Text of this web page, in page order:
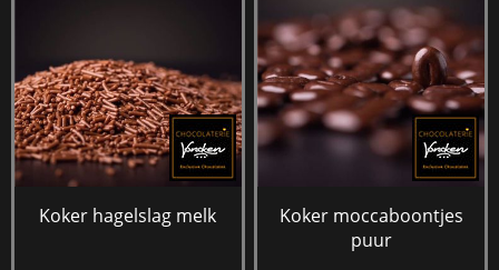
Koker hagelslag melk
Koker moccaboontjes
puur